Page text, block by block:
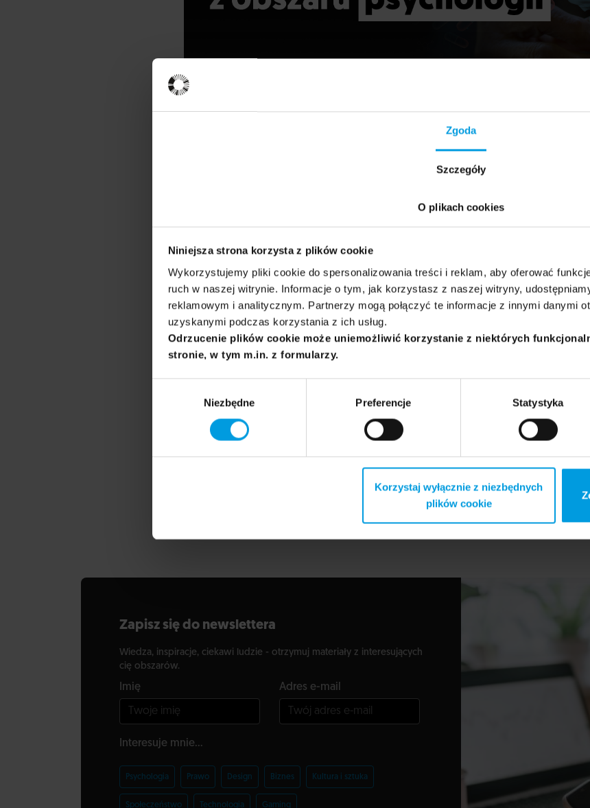
Zgoda
Szczegóły
O plikach cookies
Niniejsza strona korzysta z plików cookie
Wykorzystujemy pliki cookie do spersonalizowania treści i reklam, aby oferować
ruch w naszej witrynie. Informacje o tym, jak korzystasz z naszej witryny,
reklamowym i analitycznym. Partnerzy mogą połączyć te informacje z innymi danymi
uzyskanymi podczas korzystania z ich usług.
Odrzucenie plików cookie może uniemożliwić korzystanie z niektórych
stronie, w tym m.in. z formularzy.
Niezbędne Preferencje Statystyka
Korzystaj wyłącznie z niezbędnych
plików cookie
Weronika Kisiel
Absolwentka Uniwersytetu Łódzkiego, od 2020 roku pracowniczka
asystentka w Katedrze Pedagogiki Wieku Dziecięcego. Uczestniczka
unikatową w skali kraju metodą nauki czytania i pisania: „Skuteczne
myślenie nauka czytania i pisania”.
dr hab., prof. UŁ
Zainteresowania badawcze lokuje w obszarze pedagogiki
dorobek naukowy składają się liczne artykuły oraz siedem prac
naukową otrzymała liczne nagrody i wyróżnienia.
Zapisz się do newslettera
Wiedza, inspiracje, ciekawi ludzie - otrzymuj materiały z interesujących
cię obszarów.
Imię Adres e-mail
Interesuje mnie...
Psychologia Prawo Design Biznes Kultura i sztuka
Społeczeństwo Technologia Gaming